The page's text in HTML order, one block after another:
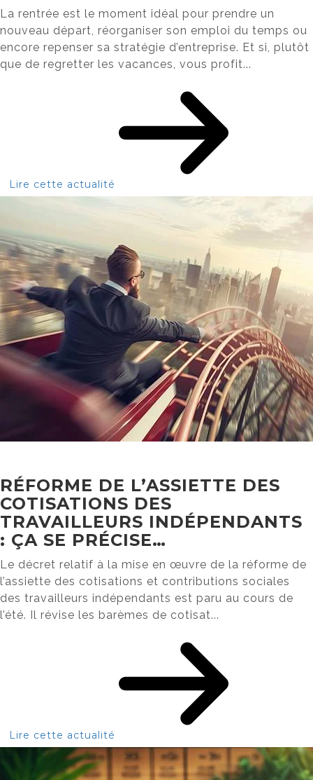
La rentrée est le moment idéal pour prendre un
nouveau départ, réorganiser son emploi du temps ou
encore repenser sa stratégie d’entreprise. Et si, plutôt
que de regretter les vacances, vous profit...
Lire cette actualité
RÉFORME DE L’ASSIETTE DES
COTISATIONS DES
TRAVAILLEURS INDÉPENDANTS
: ÇA SE PRÉCISE…
Le décret relatif à la mise en œuvre de la réforme de
l’assiette des cotisations et contributions sociales
des travailleurs indépendants est paru au cours de
l’été. Il révise les barèmes de cotisat...
Lire cette actualité